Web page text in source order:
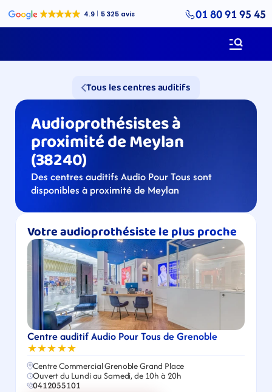
01 80 91 95 45
Tous les centres auditifs
Audioprothésistes à
proximité de Meylan
(38240)
Des centres auditifs Audio Pour Tous sont
disponibles à proximité de Meylan
Votre audioprothésiste le plus proche
Centre auditif Audio Pour Tous de Grenoble
★★★★★
Centre Commercial Grenoble Grand Place
Ouvert du Lundi au Samedi, de 10h à 20h
0412055101